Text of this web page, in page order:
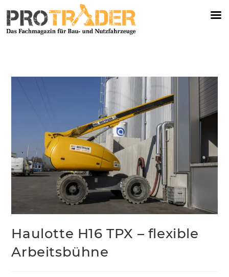
Haulotte H16 TPX – flexible
Arbeitsbühne